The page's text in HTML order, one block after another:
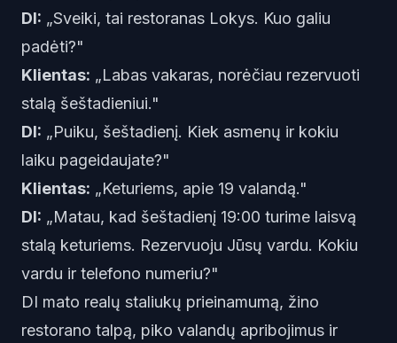
DI: „Sveiki, tai restoranas Lokys. Kuo galiu
padėti?"
Klientas: „Labas vakaras, norėčiau rezervuoti
stalą šeštadieniui."
DI: „Puiku, šeštadienį. Kiek asmenų ir kokiu
laiku pageidaujate?"
Klientas: „Keturiems, apie 19 valandą."
DI: „Matau, kad šeštadienį 19:00 turime laisvą
stalą keturiems. Rezervuoju Jūsų vardu. Kokiu
vardu ir telefono numeriu?"
DI mato realų staliukų prieinamumą, žino
restorano talpą, piko valandų apribojimus ir